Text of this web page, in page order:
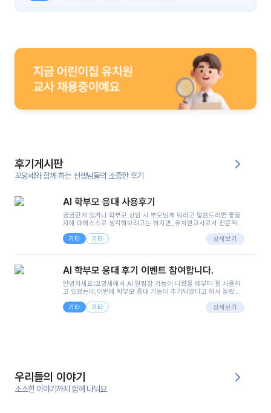
후기게시판
꼬망세와 함께 하는 선생님들의 소중한 후기
AI 학부모 응대 사용후기
궁금한게 있거나 학부모 상담 시 부모님께 뭐라고 말씀드리면 좋을
지에 대해스스로 생각해보려고는 하지만,,유치원교사로서 전문적인
려니 어려울때가...^^(저만 그런거 아니죠 ㅜㅜ)꼬망봇의 장점은 지
피티나 제미나이는 몇세이고 여자인지 남자인지 등그래도 좀 기본
정보를 제공하면서 물어봐야할 때가 있어그때마다 정보를 입력하는
으셔서 고민이 됐는데ai 학부모 응대를 써볼 수 있어서 좋았어요!앞
면..)그리고 제가 신입 때 이게 있었더라면 ㅜㅜㅜㅜ?응대 팁이 정말
좋은거 같아요지금은 그래도 아이들이 잘 이해 되지만초임 때는 정
말 어려워서 항상다른 선생님들께 도움을 요청했었거든요..ㅠ*일지
쓸 때도 좀 도움이 되는 거 같아요!
기타 기타 상세보기
AI 학부모 응대 후기 이벤트 참여합니다.
안녕하세요!꼬망세에서 AI 알림장 기능이 나왔을 때부터 잘 사용하
고 있었는데,이번에 학부모 응대 기능이 추가되었다고 해서 놀랐습
님 응대에 더 많은 부담을 느끼고 있습니다 ㅠㅠ이번에 제가 원에서
겪은 일과 학부모님께 전달드렸던 내용을 함께 보시고,저와 비슷한
을 많이 하는데,꼬망봇 덕분에 고민하는 시간을 줄이고 학부모님을
안심시킬 수 있었습니다.이 부분은 꼬망봇이 추가로 알려준 응대 tip
입니다.학부모님께 전화를 드리기 전에, 내용을 숙지하여 좀 더 전문
성 있는 교사가 되어 대화를 나눌 수 있었습니다.꼬망세 AI학부모 응
기타 기타 상세보기
우리들의 이야기
소소한 이야기까지 함께 나눠요